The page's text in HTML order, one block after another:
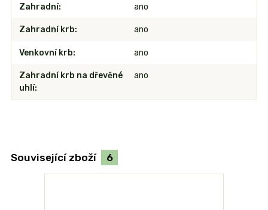
Zahradní ano
Zahradní krb ano
Venkovní krb ano
Zahradní krb na dřevěné
uhlí
ano
Související zboží 6